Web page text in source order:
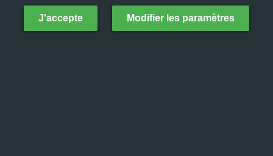
J'accepte Modifier les paramètres